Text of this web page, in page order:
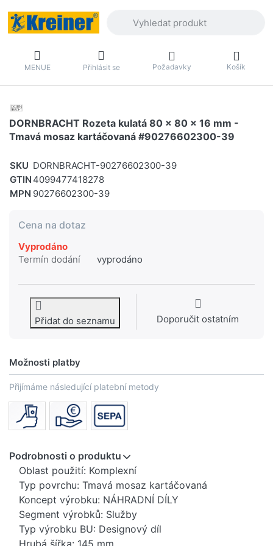
MENUE Přihlásit se Požadavky Košík
DORNBRACHT Rozeta kulatá 80 x 80 x 16 mm -
Tmavá mosaz kartáčovaná #90276602300-39
SKU DORNBRACHT-90276602300-39
GTIN 4099477418278
MPN 90276602300-39
Cena na dotaz
Vyprodáno
Termín dodání
vyprodáno
Přidat do seznamu Doporučit ostatním
Možnosti platby
Přijímáme následující platební metody
Podrobnosti o produktu
Oblast použití: Komplexní
Typ povrchu: Tmavá mosaz kartáčovaná
Koncept výrobku: NÁHRADNÍ DÍLY
Segment výrobků: Služby
Typ výrobku BU: Designový díl
Hrubá šířka: 145 mm